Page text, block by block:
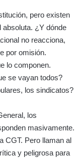
pero existen
¿Y dónde
no reacciona,
por omisión.
lo componen.
se vayan todos?
los sindicatos?
los
masivamente.
CGT. Pero llaman al
y peligrosa para